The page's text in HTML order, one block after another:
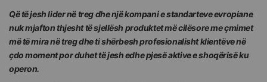
Që të jesh lider në treg dhe një kompani e standarteve evropiane
nuk mjafton thjesht të sjellësh produktet më cilësore me çmimet
më të mira në treg dhe ti shërbesh profesionalisht klientëve në
çdo moment por duhet të jesh edhe pjesë aktive e shoqërisë ku
operon.